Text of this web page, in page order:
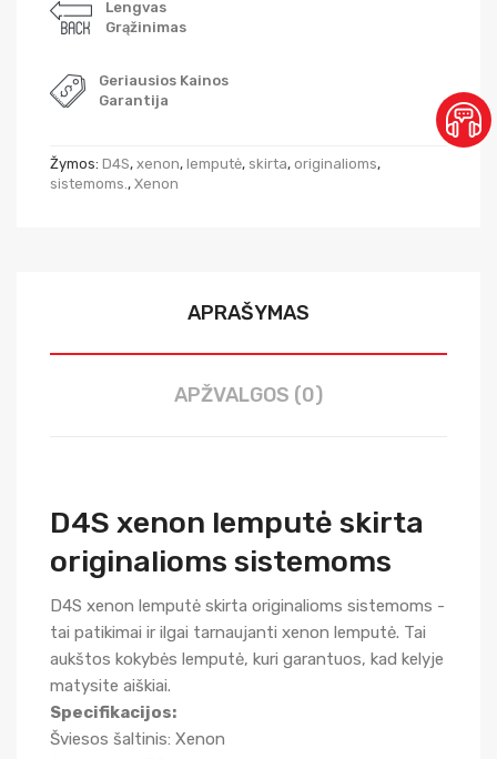
Lengvas
Grąžinimas
Geriausios Kainos
Garantija
Žymos: D4S, xenon, lemputė, skirta, originalioms,
sistemoms., Xenon
APRAŠYMAS
APŽVALGOS (0)
D4S xenon lemputė skirta
originalioms sistemoms
D4S xenon lemputė skirta originalioms sistemoms -
tai patikimai ir ilgai tarnaujanti xenon lemputė. Tai
aukštos kokybės lemputė, kuri garantuos, kad kelyje
matysite aiškiai.
Specifikacijos:
Šviesos šaltinis: Xenon